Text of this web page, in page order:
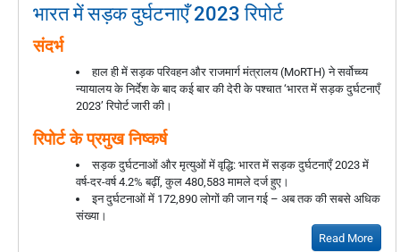
भारत में सड़क दुर्घटनाएँ 2023 रिपोर्ट
संदर्भ
हाल ही में सड़क परिवहन और राजमार्ग मंत्रालय (MoRTH) ने सर्वोच्च्य
न्यायालय के निर्देश के बाद कई बार की देरी के पश्चात ‘भारत में सड़क दुर्घटनाएँ
2023’ रिपोर्ट जारी की।
रिपोर्ट के प्रमुख निष्कर्ष
सड़क दुर्घटनाओं और मृत्युओं में वृद्धि: भारत में सड़क दुर्घटनाएँ 2023 में
वर्ष-दर-वर्ष 4.2% बढ़ीं, कुल 480,583 मामले दर्ज हुए।
इन दुर्घटनाओं में 172,890 लोगों की जान गई – अब तक की सबसे अधिक
संख्या।
Read More